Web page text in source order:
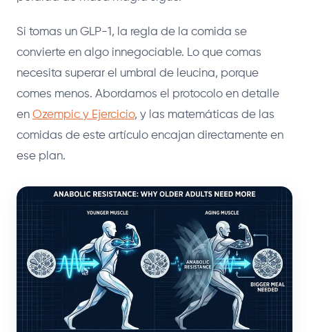
Si tomas un GLP-1, la regla de la comida se
convierte en algo innegociable. Lo que comas
necesita superar el umbral de leucina, porque
comes menos. Abordamos el protocolo en detalle
en Ozempic y Ejercicio, y las matemáticas de las
comidas de este artículo encajan directamente en
ese plan.